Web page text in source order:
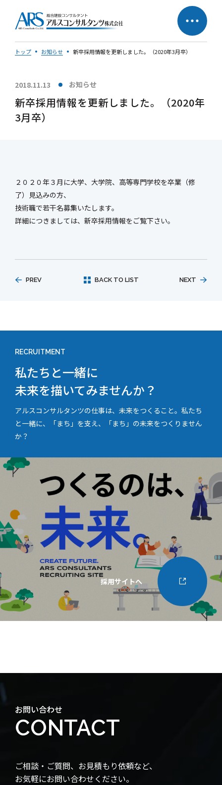
取り組み
社長メッセージ
会社概要
会社の歩み
50周年特設ページ
社会基盤整備事業
まちづくり・
トップ お知らせ 新卒採用情報を更新しました。（2020年3月卒）
2018.11.13 お知らせ
新卒採用情報を更新しました。（2020年
3月卒）
２０２０年３月に大学、大学院、高等専門学校を卒業（修
了）見込みの方、
技術職で若干名募集いたします。
詳細につきましては、新卒採用情報をご覧下さい。
PREV BACK TO LIST NEXT
RECRUITMENT
私たちと一緒に
未来を描いてみませんか？
アルスコンサルタンツの仕事は、未来をつくること。私たち
と一緒に、「まち」を支え、「まち」の未来をつくりません
か？
採用サイトへ
お問い合わせ
CONTACT
ご相談・ご質問、お見積もり依頼など、
お気軽にお問い合わせください。